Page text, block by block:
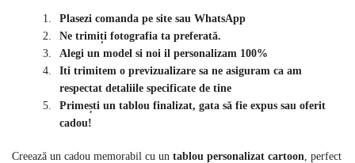
Plasezi comanda pe site sau WhatsApp
Ne trimiți fotografia ta preferată.
Alegi un model si noi il personalizam 100%
Iti trimitem o previzualizare sa ne asiguram ca am
respectat detaliile specificate de tine
Primești un tablou finalizat, gata să fie expus sau oferit
cadou!
Creează un cadou memorabil cu un tablou personalizat cartoon , perfect